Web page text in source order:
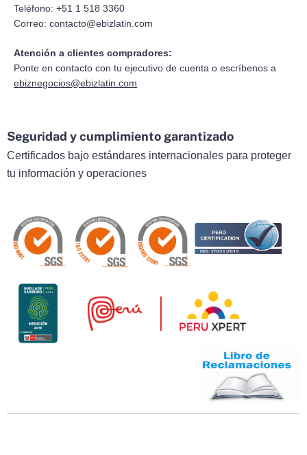
Teléfono: +51 1 518 3360
Correo: contacto@ebizlatin.com
Atención a clientes compradores:
Ponte en contacto con tu ejecutivo de cuenta o escríbenos a
ebiznegocios@ebizlatin.com
Seguridad y cumplimiento garantizado
Certificados bajo estándares internacionales para proteger
tu información y operaciones